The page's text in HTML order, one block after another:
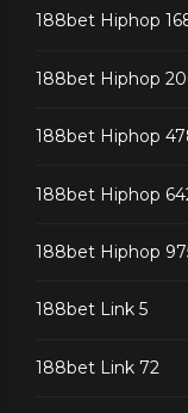
188bet Hiphop
188bet Hiphop
188bet Hiphop
188bet Hiphop
188bet Hiphop
188bet Link 5
188bet Link 72